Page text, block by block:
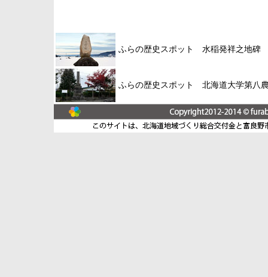
ふらの歴史スポット 水稲発祥之地碑
ふらの歴史スポット 北海道大学第八